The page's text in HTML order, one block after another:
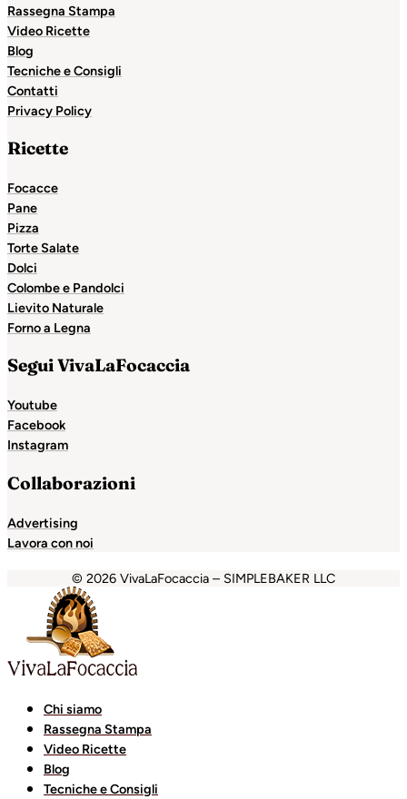
Rassegna Stampa
Video Ricette
Blog
Tecniche e Consigli
Contatti
Privacy Policy
Ricette
Focacce
Pane
Pizza
Torte Salate
Dolci
Colombe e Pandolci
Lievito Naturale
Forno a Legna
Segui VivaLaFocaccia
Youtube
Facebook
Instagram
Collaborazioni
Advertising
Lavora con noi
© 2026 VivaLaFocaccia – SIMPLEBAKER LLC
Holiganbet
Chi siamo
Rassegna Stampa
Video Ricette
Blog
Tecniche e Consigli